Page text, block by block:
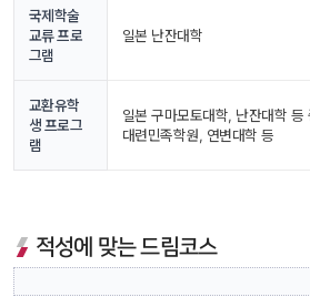
국제학술
교류 프로
그램
일본 난잔대학
교환유학
생 프로그
램
일본 구마모토대학, 난잔대학 등
대련민족학원, 연변대학 등
적성에 맞는 드림코스